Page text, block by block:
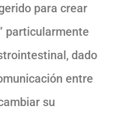
para crear
particularmente
dado
entre
su